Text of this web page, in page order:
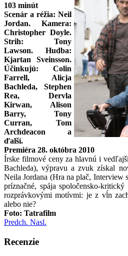
103 minút
Scenár a réžia: Neil
Jordan. Kamera:
Christopher Doyle.
Strih: Tony
Lawson. Hudba:
Kjartan Sveinsson.
Účinkujú: Colin
Farrell, Alicja
Bachleda, Stephen
Rea, Dervla
Kirwan, Alison
Barry, Tony
Curran, Tom
Archdeacon a
ďalší.
Premiéra 28. októbra 2010
Írske filmové ceny za hlavnú i
Bachleda), výpravu a zvuk získal
Neila Jordana (Hra na plač, Interview
príznačné, spája spoločensko-
rozprávkovými motívmi: je z vĺn
alebo nie?
Foto: Tatrafilm
Predch. Nasl.
Recenzie